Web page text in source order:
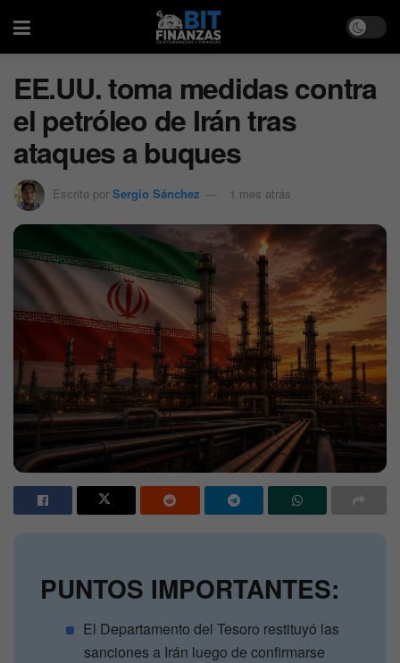
EE.UU. toma medidas contra
el petróleo de Irán tras
ataques a buques
Escrito por Sergio Sánchez 1 mes atrás
PUNTOS IMPORTANTES:
El Departamento del Tesoro restituyó las
sanciones a Irán luego de confirmarse